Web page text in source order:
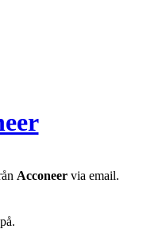
Acconeer via email.